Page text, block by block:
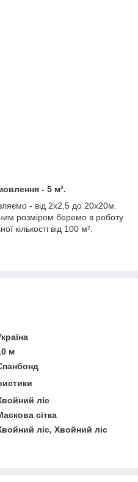
- 5 м².
- від 2х2,5 до 20х20м.
розміром беремо в роботу
кількості від 100 м².
м
ліс
сітка
ліс, Хвойний ліс